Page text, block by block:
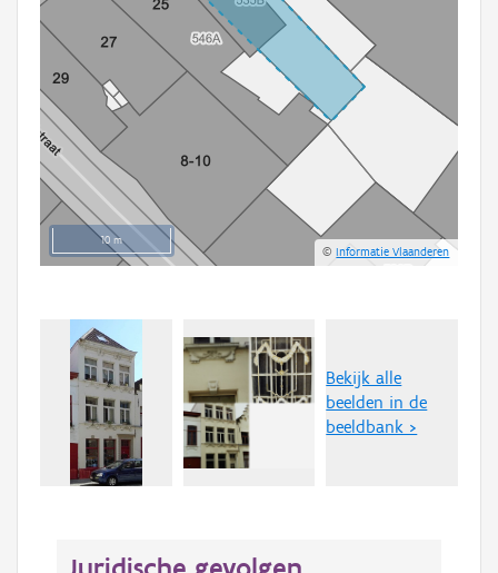
10 m
©Informatie Vlaanderen
Bekijk alle
beelden in de
beeldbank >